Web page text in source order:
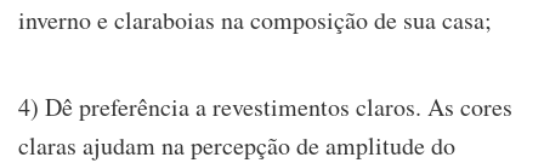
inverno e claraboias na composição de sua casa;
4) Dê preferência a revestimentos claros. As cores
claras ajudam na percepção de amplitude do